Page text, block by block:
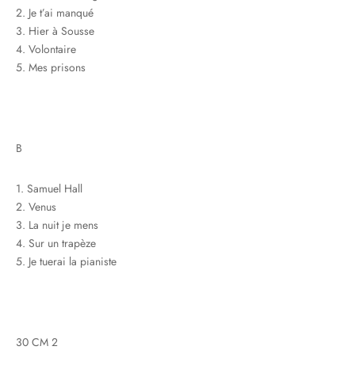
2. Je t’ai manqué
3. Hier à Sousse
4. Volontaire
5. Mes prisons
B
1. Samuel Hall
2. Venus
3. La nuit je mens
4. Sur un trapèze
5. Je tuerai la pianiste
30 CM 2